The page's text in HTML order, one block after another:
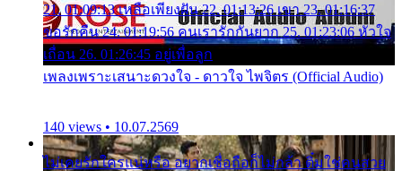
21. 01:09:13 เหลือเพียงฝัน 22. 01:13:26 เขา 23. 01:16:37
ขอรักคืน 24. 01:19:56 คนเรารักกันยาก 25. 01:23:06 หัวใจ
เถื่อน 26. 01:26:45 อยู่เพื่อลูก
เพลงเพราะเสนาะดวงใจ - ดาวใจ ไพจิตร (Official Audio)
140 views • 10.07.2569
ไม่เคยรักใครแน่หรือ อยากเชื่อถือก็ไม่กล้า ติ๋มใช่คนสวย